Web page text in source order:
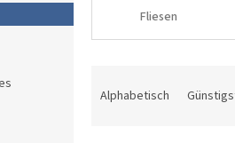
Fliesen
Alphabetisch